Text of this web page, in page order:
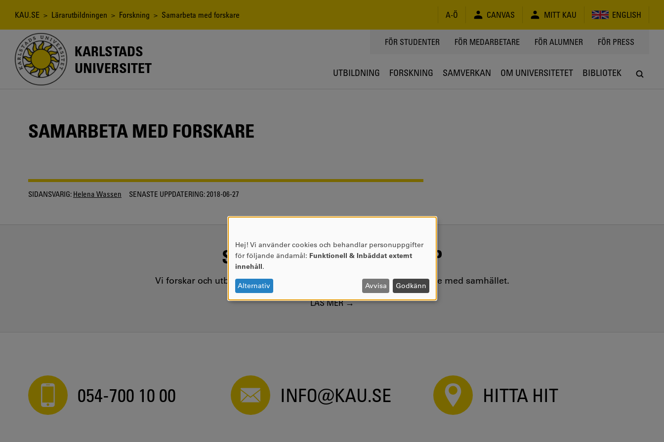
Länkstig
KAU.SE > Lärarutbildningen > Forskning > Samarbeta med forskare A-Ö CANVAS MITT KAU ENGLISH
KARLSTADS
UNIVERSITET
TOPPMENY
FÖR STUDENTER FÖR MEDARBETARE FÖR ALUMNER FÖR PRESS
UTBILDNING FORSKNING SAMVERKAN OM UNIVERSITETET BIBLIOTEK
SAMARBETA MED FORSKARE
SIDANSVARIG: Helena Wassen SENASTE UPPDATERING:2018-06-27
SAMHÄLLSVIKTIG KUNSKAP
Vi forskar och utbildar kring samhällsviktiga frågor, i nära samarbete med samhället.
LÄS MER
054-700 10 00 INFO@KAU.SE HITTA HIT
ANVÄNDNING
AV
OCH
COOKIES
Hej! Vi använder cookies och behandlar personuppgifter
för följande ändamål: Funktionell & Inbäddat externt
innehåll.
Alternativ Avvisa Godkänn